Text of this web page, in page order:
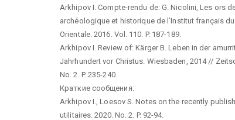
Arkhipov I. Compte-rendu de: G. Nicolini, Les ors
archéologique et historique de l’Institut français
Orientale. 2016. Vol. 110. P. 187-189.
Arkhipov I. Review of: Kärger B. Leben in der
Jahrhundert vor Christus. Wiesbaden, 2014 //
No. 2. P. 235-240.
Краткие сообщения:
Arkhipov I., Loesov S. Notes on the recently
utilitaires. 2020. No. 2. P. 92-94.